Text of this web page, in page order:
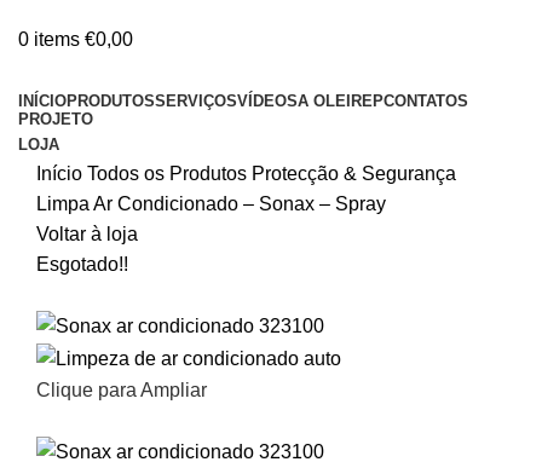
0 items €0,00
INÍCIOPRODUTOSSERVIÇOSVÍDEOSA OLEIREPCONTATOS
PROJETO
LOJA
Início Todos os Produtos Protecção & Segurança
Limpa Ar Condicionado – Sonax – Spray
Voltar à loja
Esgotado!!
Clique para Ampliar